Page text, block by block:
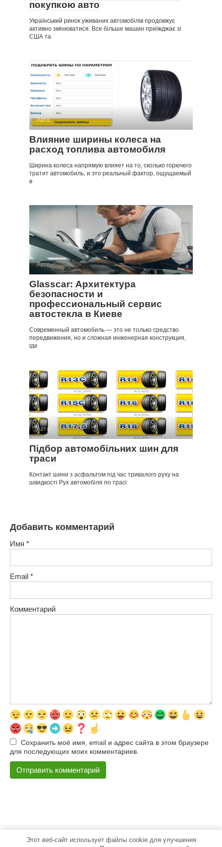
покупкою авто
Український ринок уживаних автомобілів продовжує
активно змінюватися. Все більше машин приїжджає зі
США та
Авто
Влияние ширины колеса на
расход топлива автомобиля
Ширина колеса напрямую влияет на то, сколько горючего
тратит автомобиль, и это реальный фактор, ощущаемый
в
Авто
Glasscar: Архитектура
безопасности и
профессиональный сервис
автостекла в Киеве
Современный автомобиль — это не только средство
передвижения, но и сложная инженерная конструкция,
где
Авто
Підбор автомобільних шин для
траси
Контакт шини з асфальтом під час тривалого руху на
швидкості Рух автомобіля по трасі
Добавить комментарий
Имя *
Email *
Комментарий
Сохранить моё имя, email и адрес сайта в этом браузере
для последующих моих комментариев.
© 2026 500pokupok
Этот веб-сайт использует файлы cookie для улучшения